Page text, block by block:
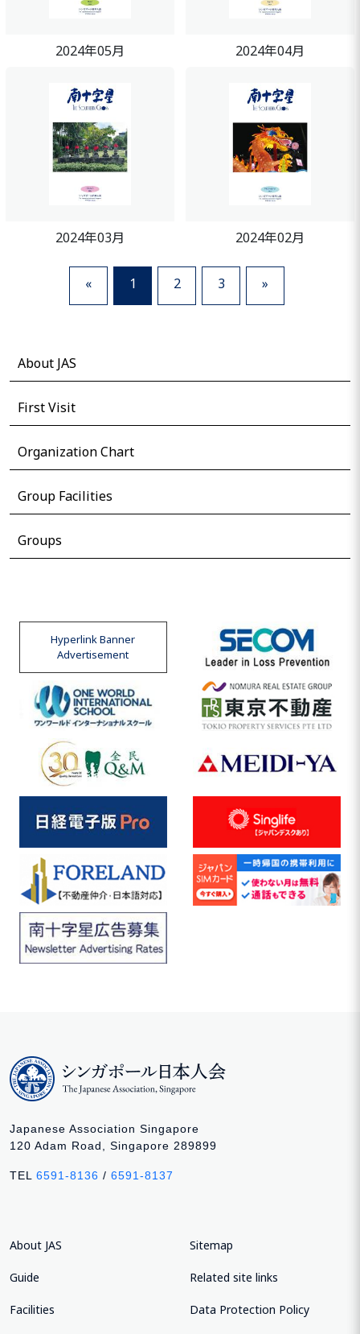
2024年05月 2024年04月
2024年03月 2024年02月
« 1 2 3 »
About JAS
First Visit
Organization Chart
Group Facilities
Groups
Hyperlink Banner
Advertisement
Japanese Association Singapore
120 Adam Road, Singapore 289899
TEL 6591-8136 / 6591-8137
About JAS
Guide
Facilities
Sitemap
Related site links
Data Protection Policy